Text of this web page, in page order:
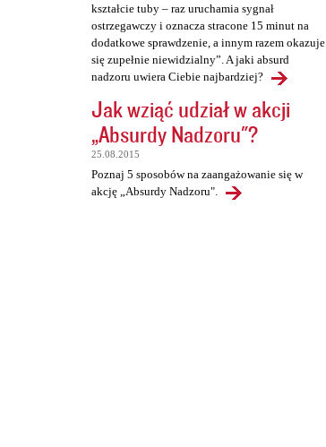
kształcie tuby – raz uruchamia sygnał
ostrzegawczy i oznacza stracone 15 minut na
dodatkowe sprawdzenie, a innym razem okazuje
się zupełnie niewidzialny”. A jaki absurd
nadzoru uwiera Ciebie najbardziej?
Jak wziąć udział w akcji
„Absurdy Nadzoru"?
25.08.2015
Poznaj 5 sposobów na zaangażowanie się w
akcję „Absurdy Nadzoru".